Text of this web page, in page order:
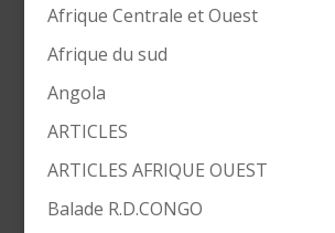
Afrique Centrale et Ouest
Afrique du sud
Angola
ARTICLES
ARTICLES AFRIQUE OUEST
Balade R.D.CONGO